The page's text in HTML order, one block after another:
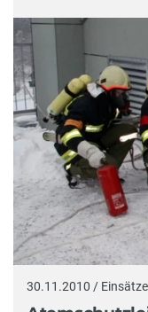
30.11.2010 / Einsätze